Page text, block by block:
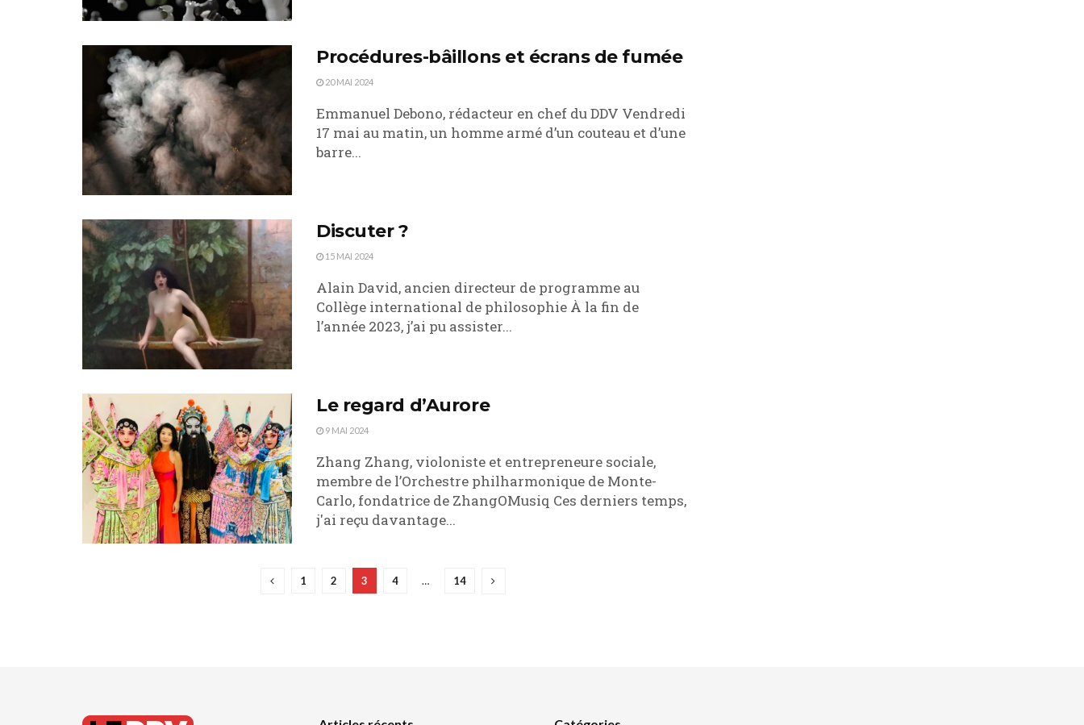
Procédures-bâillons et écrans de fumée
20 MAI 2024
Emmanuel Debono, rédacteur en chef du DDV Vendredi
17 mai au matin, un homme armé d’un couteau et d’une
barre...
Discuter ?
15 MAI 2024
Alain David, ancien directeur de programme au
Collège international de philosophie À la fin de
l’année 2023, j’ai pu assister...
Le regard d’Aurore
9 MAI 2024
Zhang Zhang, violoniste et entrepreneure sociale,
membre de l’Orchestre philharmonique de Monte-
Carlo, fondatrice de ZhangOMusiq Ces derniers temps,
j'ai reçu davantage...
1 2 3 4 … 14